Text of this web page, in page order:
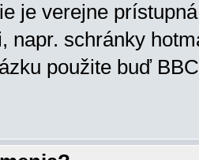
je verejne
napr. schránky
použite buď